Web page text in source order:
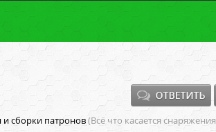
сборки патронов(Всё что касается снаряжения